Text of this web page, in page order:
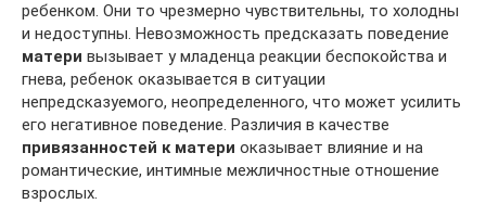
ребенком. Они то чрезмерно чувствительны, то холодны
и недоступны. Невозможность предсказать поведение
матери вызывает у младенца реакции беспокойства и
гнева, ребенок оказывается в ситуации
непредсказуемого, неопределенного, что может усилить
его негативное поведение. Различия в качестве
привязанностей к матери оказывает влияние и на
романтические, интимные межличностные отношение
взрослых.